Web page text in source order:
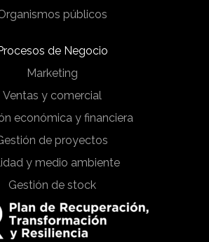
públicos
de Negocio
Marketing
Ventas y comercial
económica y financiera
de proyectos
y medio ambiente
Gestión de stock